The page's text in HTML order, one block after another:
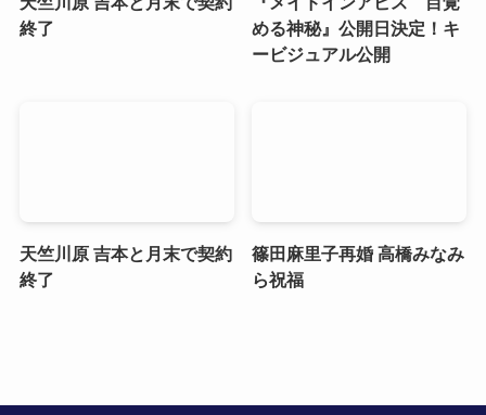
終了
める神秘』公開日決定！キ
ービジュアル公開
天竺川原 吉本と月末で契約
終了
篠田麻里子再婚 高橋みなみ
ら祝福